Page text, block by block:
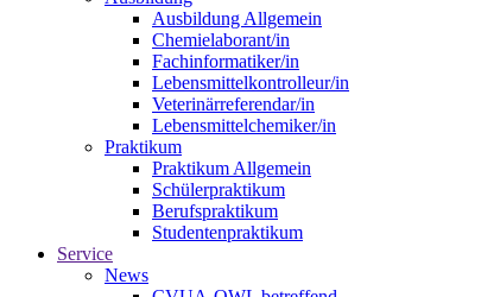
Ausbildung Allgemein
Chemielaborant/in
Fachinformatiker/in
Lebensmittelkontrolleur/in
Veterinärreferendar/in
Lebensmittelchemiker/in
Praktikum
Praktikum Allgemein
Schülerpraktikum
Berufspraktikum
Studentenpraktikum
Service
News